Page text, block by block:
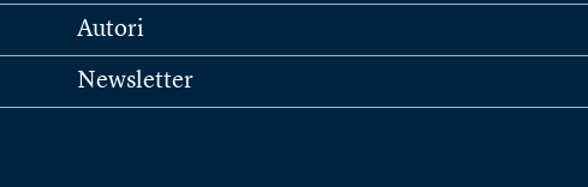
Autori
Newsletter